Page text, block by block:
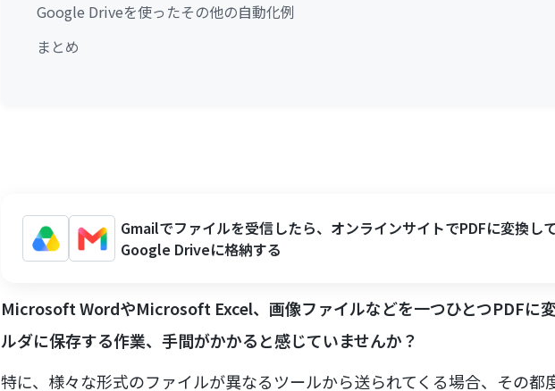
Google Driveを使ったその他の自動化例
まとめ
Gmailでファイルを受信したら、オンラインサイトでPDFに変換し
Google Driveに格納する
Microsoft WordやMicrosoft Excel、画像ファイルなどを一つひとつPDFに
ルダに保存する作業、手間がかかると感じていませんか？
特に、様々な形式のファイルが異なるツールから送られてくる場合、その都